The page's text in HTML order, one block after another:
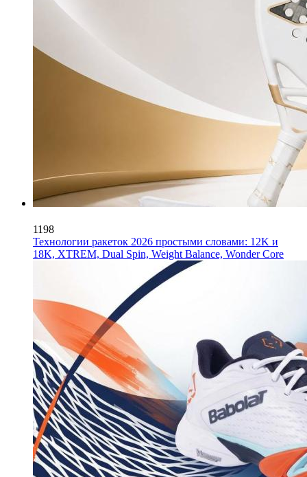
1198
Технологии ракеток 2026 простыми словами: 12K и
18K, XTREM, Dual Spin, Weight Balance, Wonder Core